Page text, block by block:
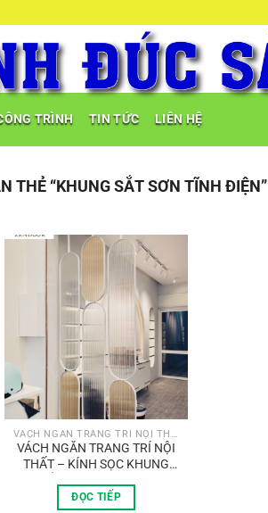
TRÌNH TIN TỨC LIÊN HỆ
THẺ “KHUNG SẮT SƠN TĨNH ĐIỆN”
VÁCH NGĂN TRANG TRÍ NỘI THẤT
VÁCH NGĂN TRANG TRÍ NỘI
THẤT – KÍNH SỌC KHUNG
SẮT SƠN TĨNH ĐIỆN
ĐỌC TIẾP